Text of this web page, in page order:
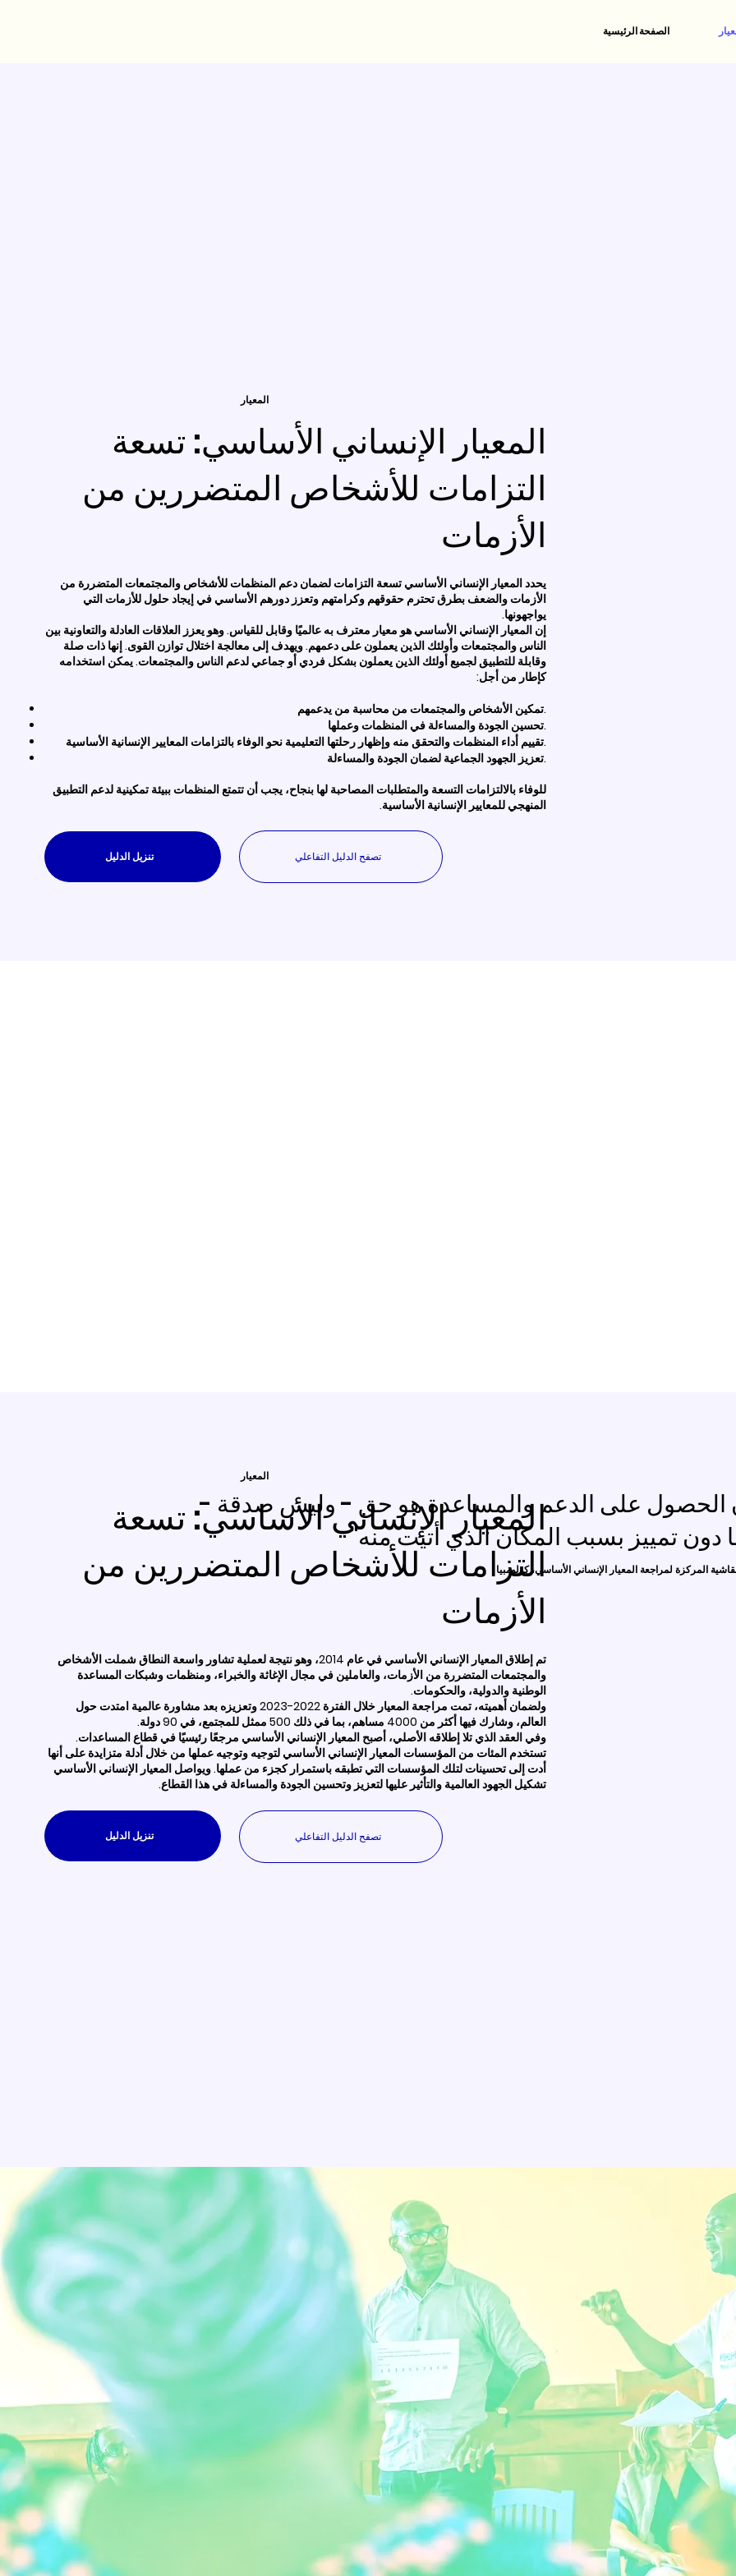
الصفحة الرئيسية
المعيار
المعيار الإنساني الأساسي: تسعة
التزامات للأشخاص المتضررين من
الأزمات
يحدد المعيار الإنساني الأساسي تسعة التزامات لضمان دعم المنظمات للأشخاص والمجتمعات المتضررة من
الأزمات والضعف بطرق تحترم حقوقهم وكرامتهم وتعزز دورهم الأساسي في إيجاد حلول للأزمات التي
يواجهونها.
إن المعيار الإنساني الأساسي هو معيار معترف به عالميًا وقابل للقياس. وهو يعزز العلاقات العادلة والتعاونية بين
الناس والمجتمعات وأولئك الذين يعملون على دعمهم. ويهدف إلى معالجة اختلال توازن القوى. إنها ذات صلة
وقابلة للتطبيق لجميع أولئك الذين يعملون بشكل فردي أو جماعي لدعم الناس والمجتمعات. يمكن استخدامه
كإطار من أجل:
تمكين الأشخاص والمجتمعات من محاسبة من يدعمهم.
تحسين الجودة والمساءلة في المنظمات وعملها.
تقييم أداء المنظمات والتحقق منه وإظهار رحلتها التعليمية نحو الوفاء بالتزامات المعايير الإنسانية الأساسية.
تعزيز الجهود الجماعية لضمان الجودة والمساءلة.
للوفاء بالالتزامات التسعة والمتطلبات المصاحبة لها بنجاح، يجب أن تتمتع المنظمات ببيئة تمكينية لدعم التطبيق
المنهجي للمعايير الإنسانية الأساسية.
تنزيل الدليل تصفح الدليل التفاعلي
المعيار
المعيار الإنساني الأساسي: تسعة
التزامات للأشخاص المتضررين من
الأزمات
تم إطلاق المعيار الإنساني الأساسي في عام 2014، وهو نتيجة لعملية تشاور واسعة النطاق شملت الأشخاص
والمجتمعات المتضررة من الأزمات، والعاملين في مجال الإغاثة والخبراء، ومنظمات وشبكات المساعدة
الوطنية والدولية، والحكومات.
ولضمان أهميته، تمت مراجعة المعيار خلال الفترة 2022-2023 وتعزيزه بعد مشاورة عالمية امتدت حول
العالم، وشارك فيها أكثر من 4000 مساهم، بما في ذلك 500 ممثل للمجتمع، في 90 دولة.
وفي العقد الذي تلا إطلاقه الأصلي، أصبح المعيار الإنساني الأساسي مرجعًا رئيسيًا في قطاع المساعدات.
تستخدم المئات من المؤسسات المعيار الإنساني الأساسي لتوجيه وتوجيه عملها من خلال أدلة متزايدة على أنها
أدت إلى تحسينات لتلك المؤسسات التي تطبقه باستمرار كجزء من عملها. ويواصل المعيار الإنساني الأساسي
تشكيل الجهود العالمية والتأثير عليها لتعزيز وتحسين الجودة والمساءلة في هذا القطاع.
تنزيل الدليل تصفح الدليل التفاعلي
الحصول على الدعم والمساعدة هو حق - وليس صدقة -
دون تمييز بسبب المكان الذي أتيت منه"
المركزة لمراجعة المعيار الإنساني الأساسي، كولومبيا